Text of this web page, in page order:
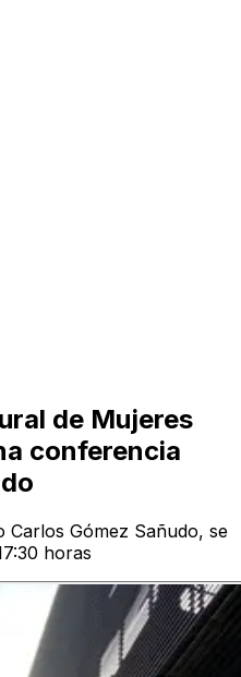
de Mujeres
conferencia
Gómez Sañudo, se
horas